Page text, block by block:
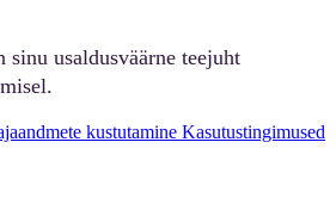
sinu usaldusväärne teejuht
kustutamine Kasutustingimused